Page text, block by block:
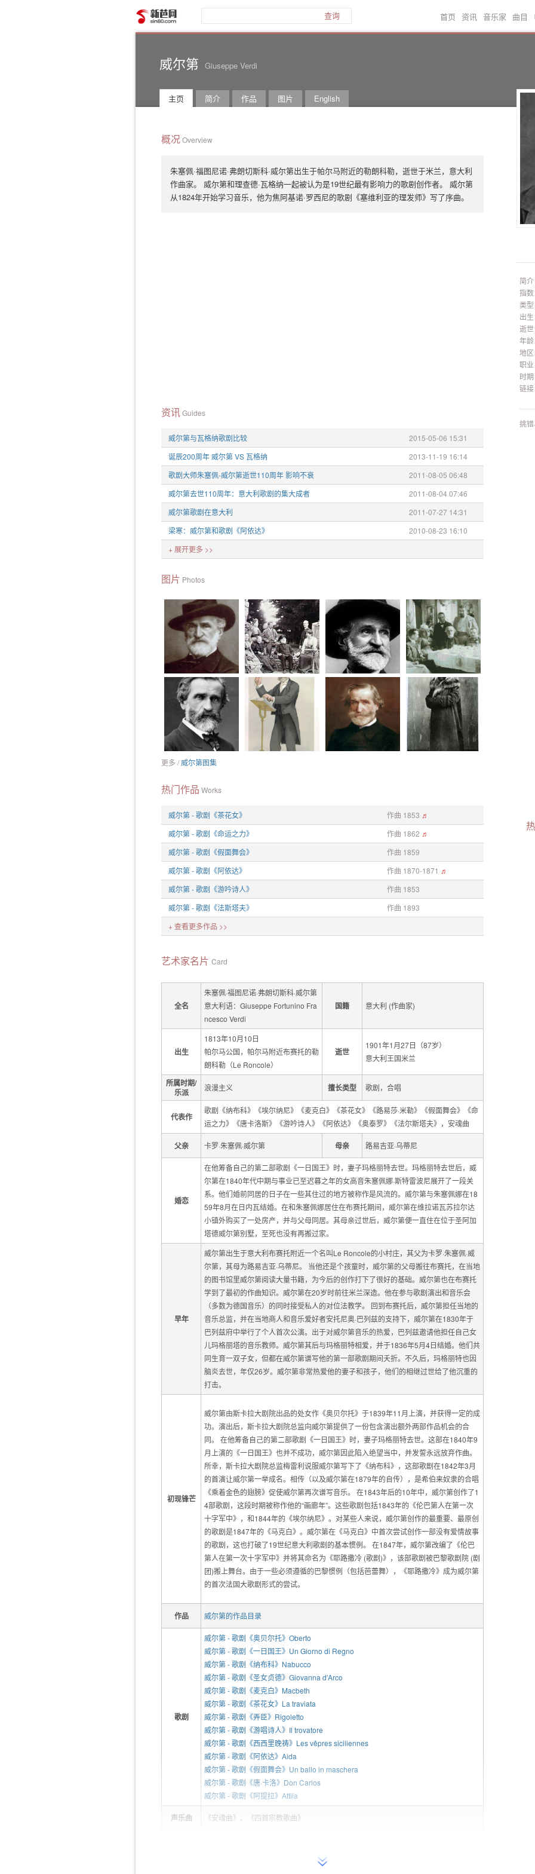
查询 首页 资讯 音乐家 曲目
威尔第 Giuseppe Verdi
主页 简介 作品 图片 English
概况Overview
朱塞佩·福图尼诺·弗朗切斯科·威尔第出生于帕尔马附近的勒朗科勒，逝世于米兰，意大利
作曲家。 威尔第和理查德·瓦格纳一起被认为是19世纪最有影响力的歌剧创作者。 威尔第
从1824年开始学习音乐，他为焦阿基诺·罗西尼的歌剧《塞维利亚的理发师》写了序曲。
资讯Guides
威尔第与瓦格纳歌剧比较
2015-05-06 15:31
诞辰200周年 威尔第 VS 瓦格纳
2013-11-19 16:14
歌剧大师朱塞佩-威尔第逝世110周年 影响不衰
2011-08-05 06:48
威尔第去世110周年：意大利歌剧的集大成者
2011-08-04 07:46
威尔第歌剧在意大利
2011-07-27 14:31
梁寒：威尔第和歌剧《阿依达》
2010-08-23 16:10
+ 展开更多 >>
图片 Photos
更多 /威尔第图集
热门作品 Works
威尔第 - 歌剧《茶花女》 作曲 1853 ♬
威尔第 - 歌剧《命运之力》
作曲 1862 ♬
威尔第 - 歌剧《假面舞会》
作曲 1859
威尔第 - 歌剧《阿依达》
作曲 1870-1871 ♬
威尔第 - 歌剧《游吟诗人》
作曲 1853
威尔第 - 歌剧《法斯塔夫》
作曲 1893
+ 查看更多作品 >>
艺术家名片 Card
全名
朱塞佩·福图尼诺·弗朗切斯科·威尔第
意大利语：Giuseppe Fortunino Fra
ncesco Verdi
国籍 意大利 (作曲家)
出生
1813年10月10日
帕尔马公国，帕尔马附近布赛托的勒
朗科勒（Le Roncole）
逝世
1901年1月27日（87岁）
意大利王国米兰
所属时期/
乐派
浪漫主义 擅长类型 歌剧，合唱
代表作
歌剧《纳布科》《埃尔纳尼》《麦克白》《茶花女》《路易莎·米勒》《假面舞会》《命
运之力》《唐卡洛斯》《游吟诗人》《阿依达》《奥泰罗》《法尔斯塔夫》，安魂曲
父亲 卡罗·朱塞佩·威尔第 母亲 路易吉亚·乌蒂尼
婚恋
在他筹备自己的第二部歌剧《一日国王》时，妻子玛格丽特去世。玛格丽特去世后，威
尔第在1840年代中期与事业已至迟暮之年的女高音朱塞佩娜·斯特雷波尼展开了一段关
系。他们婚前同居的日子在一些其住过的地方被称作是风流的。威尔第与朱塞佩娜在18
59年8月在日内瓦结婚。在和朱塞佩娜居住在布赛托期间，威尔第在维拉诺瓦苏拉尔达
小镇外购买了一处房产，并与父母同居。其母亲过世后，威尔第便一直住在位于圣阿加
塔德威尔第别墅，至死也没有再搬过家。
早年
威尔第出生于意大利布赛托附近一个名叫Le Roncole的小村庄，其父为卡罗·朱塞佩·威
尔第，其母为路易吉亚·乌蒂尼。 当他还是个孩童时，威尔第的父母搬往布赛托，在当地
的图书馆里威尔第阅读大量书籍，为今后的创作打下了很好的基础。威尔第也在布赛托
学到了最初的作曲知识。威尔第在20岁时前往米兰深造。他在参与歌剧演出和音乐会
（多数为德国音乐）的同时接受私人的对位法教学。 回到布赛托后，威尔第担任当地的
音乐总监，并在当地商人和音乐爱好者安托尼奥·巴列兹的支持下，威尔第在1830年于
巴列兹府中举行了个人首次公演。出于对威尔第音乐的热爱，巴列兹邀请他担任自己女
儿玛格丽塔的音乐教师。威尔第其后与玛格丽特相爱，并于1836年5月4日结婚。他们共
同生育一双子女，但都在威尔第谱写他的第一部歌剧期间夭折。不久后，玛格丽特也因
脑炎去世，年仅26岁。威尔第非常热爱他的妻子和孩子，他们的相继过世给了他沉重的
打击。
初现锋芒
威尔第由斯卡拉大剧院出品的处女作《奥贝尔托》于1839年11月上演，并获得一定的成
功。演出后，斯卡拉大剧院总监向威尔第提供了一份包含演出额外两部作品机会的合
同。 在他筹备自己的第二部歌剧《一日国王》时，妻子玛格丽特去世。这部在1840年9
月上演的《一日国王》也并不成功，威尔第因此陷入绝望当中，并发誓永远放弃作曲。
所幸，斯卡拉大剧院总监梅雷利说服威尔第写下了《纳布科》，这部歌剧在1842年3月
的首演让威尔第一举成名。相传（以及威尔第在1879年的自传），是希伯来奴隶的合唱
《乘着金色的翅膀》促使威尔第再次谱写音乐。 在1843年后的10年中，威尔第创作了1
4部歌剧，这段时期被称作他的“画廊年”。这些歌剧包括1843年的《伦巴第人在第一次
十字军中》，和1844年的《埃尔纳尼》。对某些人来说，威尔第创作的最重要、最原创
的歌剧是1847年的《马克白》。威尔第在《马克白》中首次尝试创作一部没有爱情故事
的歌剧，这也打破了19世纪意大利歌剧的基本惯例。 在1847年，威尔第改编了《伦巴
第人在第一次十字军中》并将其命名为《耶路撒冷 (歌剧)》，该部歌剧被巴黎歌剧院 (剧
团)搬上舞台。由于一些必须遵循的巴黎惯例（包括芭蕾舞），《耶路撒冷》成为威尔第
的首次法国大歌剧形式的尝试。
作品 威尔第的作品目录
歌剧
威尔第 - 歌剧《奥贝尔托》Oberto
威尔第 - 歌剧《一日国王》Un Giorno di Regno
威尔第 - 歌剧《纳布科》Nabucco
威尔第 - 歌剧《圣女贞德》Giovanna d'Arco
威尔第 - 歌剧《麦克白》Macbeth
威尔第 - 歌剧《茶花女》La traviata
威尔第 - 歌剧《弄臣》Rigoletto
威尔第 - 歌剧《游唱诗人》Il trovatore
威尔第 - 歌剧《西西里晚祷》Les vêpres siciliennes
威尔第 - 歌剧《阿依达》Aida
威尔第 - 歌剧《假面舞会》Un ballo in maschera
威尔第 - 歌剧《唐·卡洛》Don Carlos
威尔第 - 歌剧《阿提拉》Attila
声乐曲 《安魂曲》、《四首宗教歌曲》
简介
指数
类型
出生
逝世
年龄
地区
职业
时期
链接
挑错